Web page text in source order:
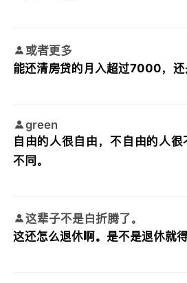
或者更多
能还清房贷的月入超过7000，
green
自由的人很自由，不自由的人很
不同。
这辈子不是白折腾了。
这还怎么退休啊。是不是退休就